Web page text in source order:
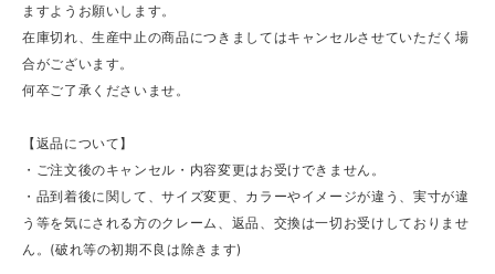
ますようお願いします。
在庫切れ、生産中止の商品につきましてはキャンセルさせていただく場
合がございます。
何卒ご了承くださいませ。
【返品について】
・ご注文後のキャンセル・内容変更はお受けできません。
・品到着後に関して、サイズ変更、カラーやイメージが違う、実寸が違
う等を気にされる方のクレーム、返品、交換は一切お受けしておりませ
ん。(破れ等の初期不良は除きます)